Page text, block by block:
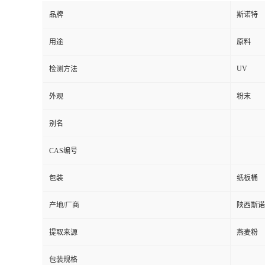
品牌 斯诺特
用途 原料
检测方法 UV
外观 粉末
别名
CAS编号
包装 纸板桶
产地/厂商 陕西斯
提取来源 燕麦粉
包装规格